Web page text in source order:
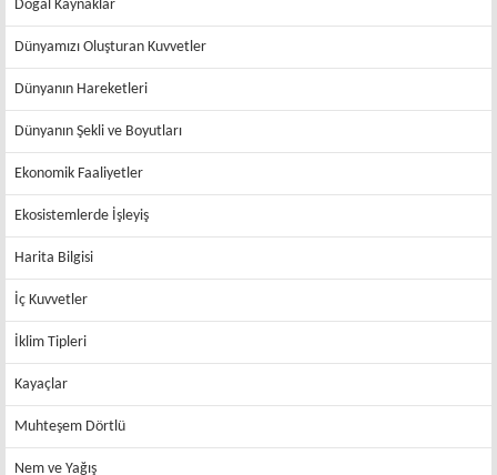
Doğal Kaynaklar
Dünyamızı Oluşturan Kuvvetler
Dünyanın Hareketleri
Dünyanın Şekli ve Boyutları
Ekonomik Faaliyetler
Ekosistemlerde İşleyiş
Harita Bilgisi
İç Kuvvetler
İklim Tipleri
Kayaçlar
Muhteşem Dörtlü
Nem ve Yağış